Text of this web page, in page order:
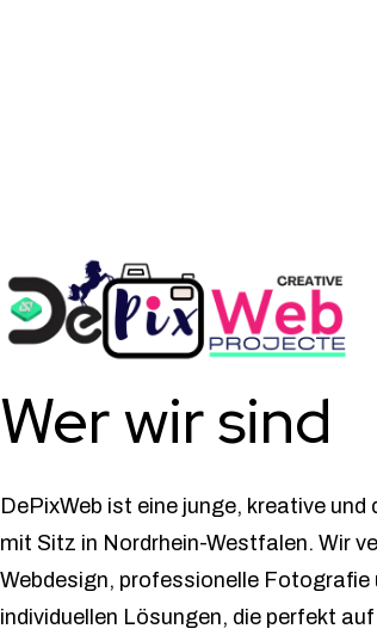
Wer wir sind
DePixWeb ist eine junge, kreative
mit Sitz in Nordrhein-Westfalen. Wir
Webdesign, professionelle Fotografie
individuellen Lösungen, die perfekt